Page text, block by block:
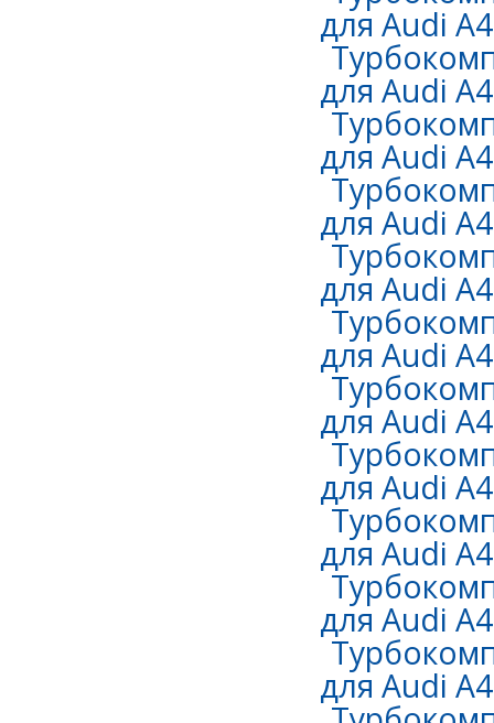
для Audi
для Audi
для Audi
для Audi
для Audi
для Audi
для Audi
для Audi
для Audi
для Audi
для Audi